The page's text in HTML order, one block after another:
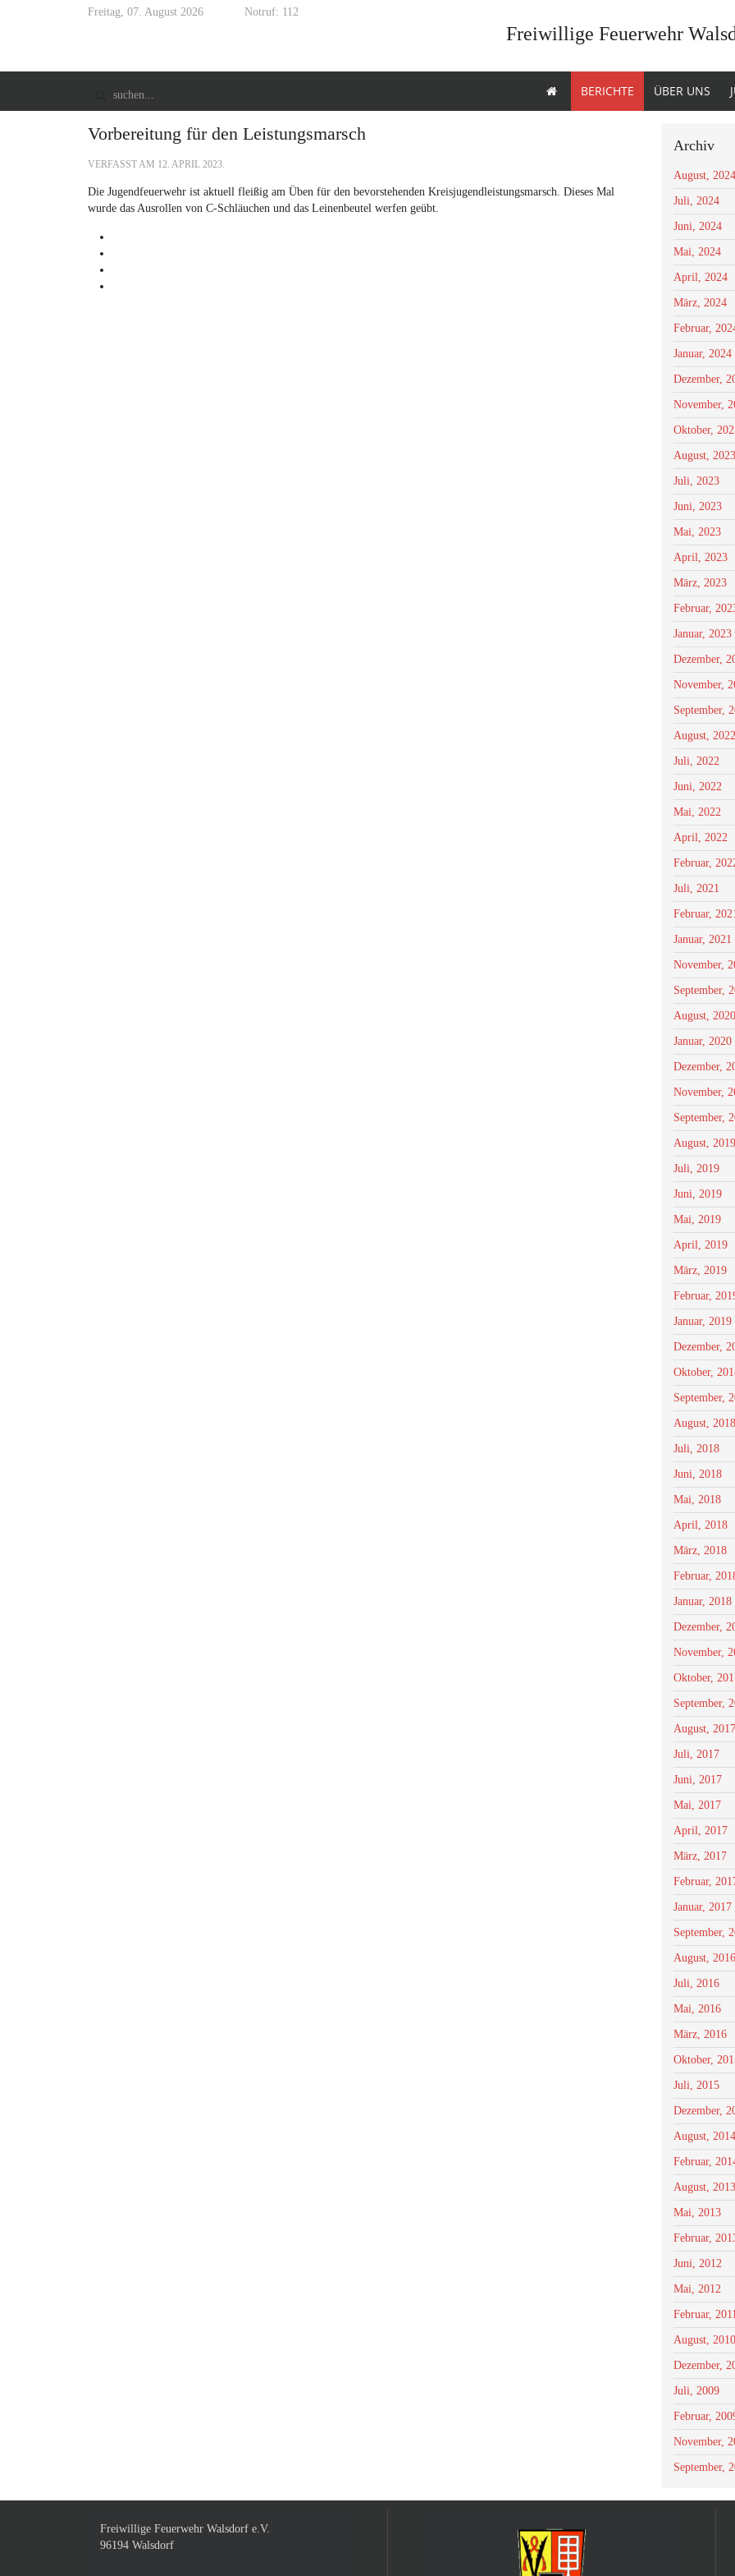
Freitag, 07. August 2026 Notruf: 112
Freiwillige Feuerwehr
BERICHTE ÜBER UNS
Vorbereitung für den Leistungsmarsch
VERFASST AM 12. APRIL 2023.
Die Jugendfeuerwehr ist aktuell fleißig am Üben für den bevorstehenden Kreisjugendleistungsmarsch. Dieses Mal
wurde das Ausrollen von C-Schläuchen und das Leinenbeutel werfen geübt.
Archiv
August, 2024
Juli, 2024
Juni, 2024
Mai, 2024
April, 2024
März, 2024
Februar,
Januar, 2024
Dezember,
November,
Oktober,
August, 2023
Juli, 2023
Juni, 2023
Mai, 2023
April, 2023
März, 2023
Februar,
Januar, 2023
Dezember,
November,
September,
August, 2022
Juli, 2022
Juni, 2022
Mai, 2022
April, 2022
Februar,
Juli, 2021
Februar,
Januar, 2021
November,
September,
August, 2020
Januar, 2020
Dezember,
November,
September,
August, 2019
Juli, 2019
Juni, 2019
Mai, 2019
April, 2019
März, 2019
Februar,
Januar, 2019
Dezember,
Oktober,
September,
August, 2018
Juli, 2018
Juni, 2018
Mai, 2018
April, 2018
März, 2018
Februar,
Januar, 2018
Dezember,
November,
Oktober,
September,
August, 2017
Juli, 2017
Juni, 2017
Mai, 2017
April, 2017
März, 2017
Februar,
Januar, 2017
September,
August, 2016
Juli, 2016
Mai, 2016
März, 2016
Oktober,
Juli, 2015
Dezember,
August, 2014
Februar,
August, 2013
Mai, 2013
Februar,
Juni, 2012
Mai, 2012
Februar,
August, 2010
Dezember,
Juli, 2009
Februar,
November,
September,
Freiwillige Feuerwehr Walsdorf e.V.
96194 Walsdorf